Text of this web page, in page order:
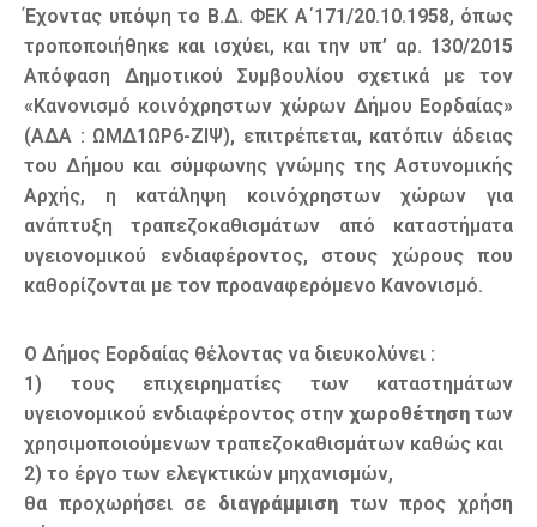
Έχοντας υπόψη το Β.Δ. ΦΕΚ Α΄171/20.10.1958, όπως
τροποποιήθηκε και ισχύει, και την υπ’ αρ. 130/2015
Απόφαση Δημοτικού Συμβουλίου σχετικά με τον
«Κανονισμό κοινόχρηστων χώρων Δήμου Εορδαίας»
(ΑΔΑ : ΩΜΔ1ΩΡ6-ΖΙΨ), επιτρέπεται, κατόπιν άδειας
του Δήμου και σύμφωνης γνώμης της Αστυνομικής
Αρχής, η κατάληψη κοινόχρηστων χώρων για
ανάπτυξη τραπεζοκαθισμάτων από καταστήματα
υγειονομικού ενδιαφέροντος, στους χώρους που
καθορίζονται με τον προαναφερόμενο Κανονισμό.
Ο Δήμος Εορδαίας θέλοντας να διευκολύνει :
1) τους επιχειρηματίες των καταστημάτων
υγειονομικού ενδιαφέροντος στηνχωροθέτησητων
χρησιμοποιούμενων τραπεζοκαθισμάτων καθώς και
2) το έργο των ελεγκτικών μηχανισμών,
θα προχωρήσει σε διαγράμμιση των προς χρήση